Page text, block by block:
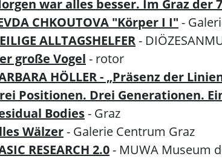
war alles besser. Im Graz der
CHKOUTOVA "Körper I I" -
ALLTAGSHELFER-
große Vogel - rotor
HÖLLER - „Präsenz der
Positionen. Drei Generationen.
Bodies- Graz
Wälzer- Galerie Centrum Graz
RESEARCH 2.0- MUWA Museum